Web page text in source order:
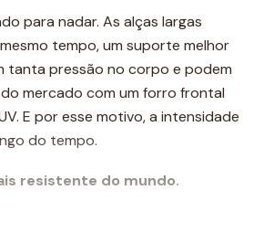
para nadar. As alças largas
tempo, um suporte melhor
tanta pressão no corpo e podem
mercado com um forro frontal
E por esse motivo, a intensidade
do tempo.
resistente do mundo.